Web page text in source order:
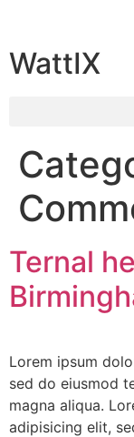
WattIX
Ternal
Lorem ipsum
sed do eiusmod
magna aliqua.
adipisicing elit,